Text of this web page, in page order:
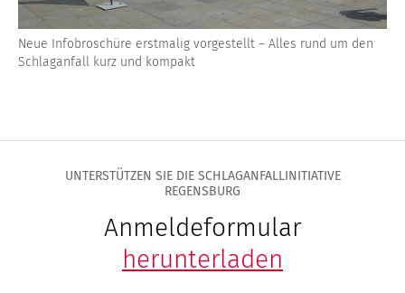
Neue Infobroschüre erstmalig vorgestellt – Alles rund um den
Schlaganfall kurz und kompakt
UNTERSTÜTZEN SIE DIE SCHLAGANFALLINITIATIVE
REGENSBURG
Anmeldeformular
herunterladen